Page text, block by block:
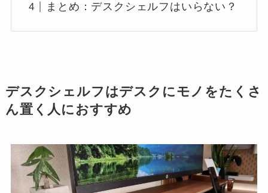
まとめ：デスクシェルフはいらない？
デスクシェルフはデスクにモノをたくさ
ん置く人におすすめ